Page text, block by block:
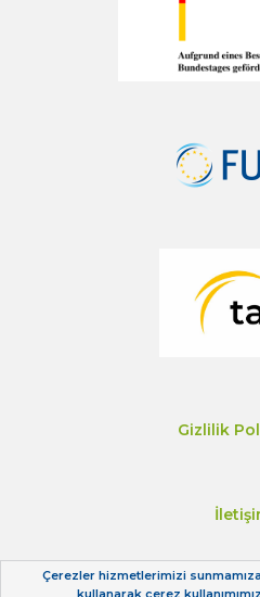
Gizlilik
Çerezler hizmetlerimizi
kullanarak çerez